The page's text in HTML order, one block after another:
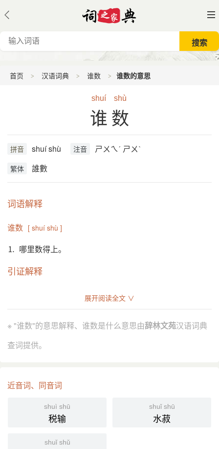
首页 汉语词典 谁数 谁数的意思
shuí shù
谁数
拼音 shuí shù 注音 ㄕㄨㄟˊ ㄕㄨˋ
繁体 誰數
词语解释
谁数 [ shuí shù ]
⒈ 哪里数得上。
引证解释
唐 岑参 《献封大夫破播仙凯歌》：“汉 将承恩西破
贰师 功。”
分字解释
谁 数
展开阅读全文 ∨
※ "谁数"的意思解释、谁数是什么意思由辞林文苑汉语词典
查词提供。
近音词、同音词
shuì shū
税输
shuǐ shū
水菽
shuǐ shǔ